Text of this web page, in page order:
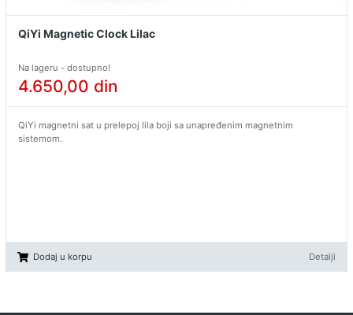
QiYi Magnetic Clock Lilac
Na lageru - dostupno!
4.650,00 din
QiYi magnetni sat u prelepoj lila boji sa unapređenim magnetnim
sistemom.
Dodaj u korpu Detalji